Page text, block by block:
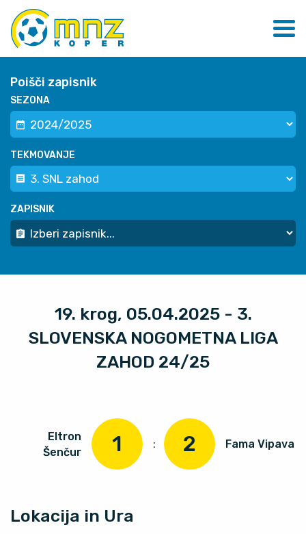
Poišči zapisnik
SEZONA
TEKMOVANJE
ZAPISNIK
19. krog, 05.04.2025 - 3.
SLOVENSKA NOGOMETNA LIGA
ZAHOD 24/25
Eltron
Šenčur
1 : 2 Fama Vipava
Lokacija in Ura